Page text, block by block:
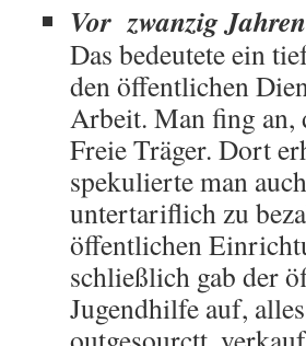
Vor zwanzig Jahren
Das bedeutete ein
den öffentlichen
Arbeit. Man fing an,
Freie Träger. Dort
spekulierte man
untertariflich zu
öffentlichen
schließlich gab der
Jugendhilfe auf,